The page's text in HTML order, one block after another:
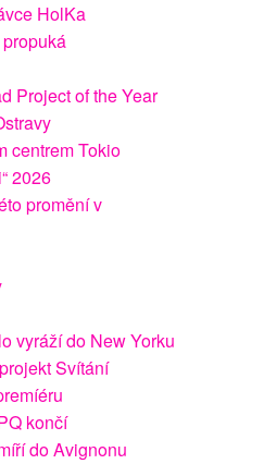
HolKa
Project of the Year
centrem Tokio
2026
promění v
vyráží do New Yorku
Svítání
končí
do Avignonu